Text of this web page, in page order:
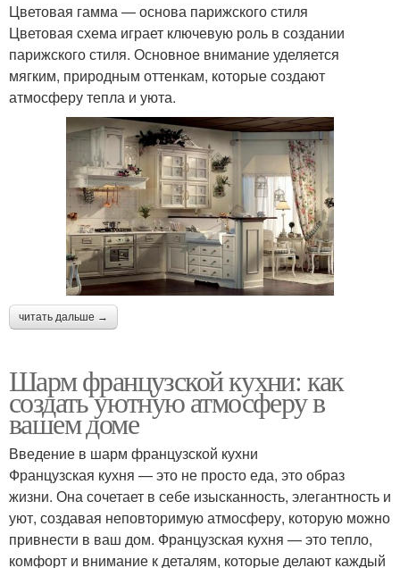
Цветовая гамма — основа парижского стиля
Цветовая схема играет ключевую роль в создании
парижского стиля. Основное внимание уделяется
мягким, природным оттенкам, которые создают
атмосферу тепла и уюта.
читать дальше →
Шарм французской кухни: как
создать уютную атмосферу в
вашем доме
Введение в шарм французской кухни
Французская кухня — это не просто еда, это образ
жизни. Она сочетает в себе изысканность, элегантность и
уют, создавая неповторимую атмосферу, которую можно
привнести в ваш дом. Французская кухня — это тепло,
комфорт и внимание к деталям, которые делают каждый